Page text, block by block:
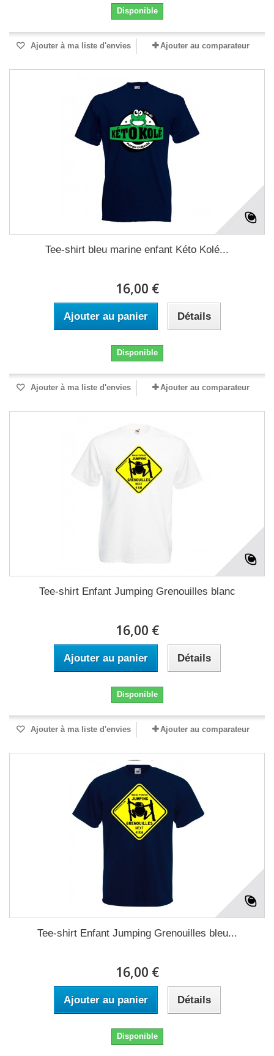
Disponible
Ajouter à ma liste d'envies Ajouter au comparateur
Tee-shirt bleu marine enfant Kéto Kolé...
16,00 €
Ajouter au panier Détails
Disponible
Ajouter à ma liste d'envies Ajouter au comparateur
Tee-shirt Enfant Jumping Grenouilles blanc
16,00 €
Ajouter au panier Détails
Disponible
Ajouter à ma liste d'envies Ajouter au comparateur
Tee-shirt Enfant Jumping Grenouilles bleu...
16,00 €
Ajouter au panier Détails
Disponible